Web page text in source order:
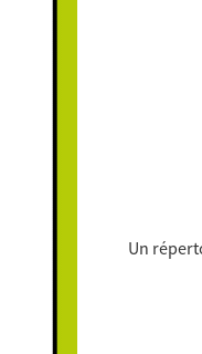
Un